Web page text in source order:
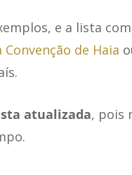
e a lista
de Haia
atualizada, pois